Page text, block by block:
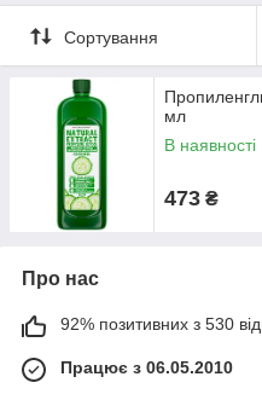
Сортування
мл
В наявності
473 ₴
Про нас
92% позитивних з 530
Працює з 06.05.2010